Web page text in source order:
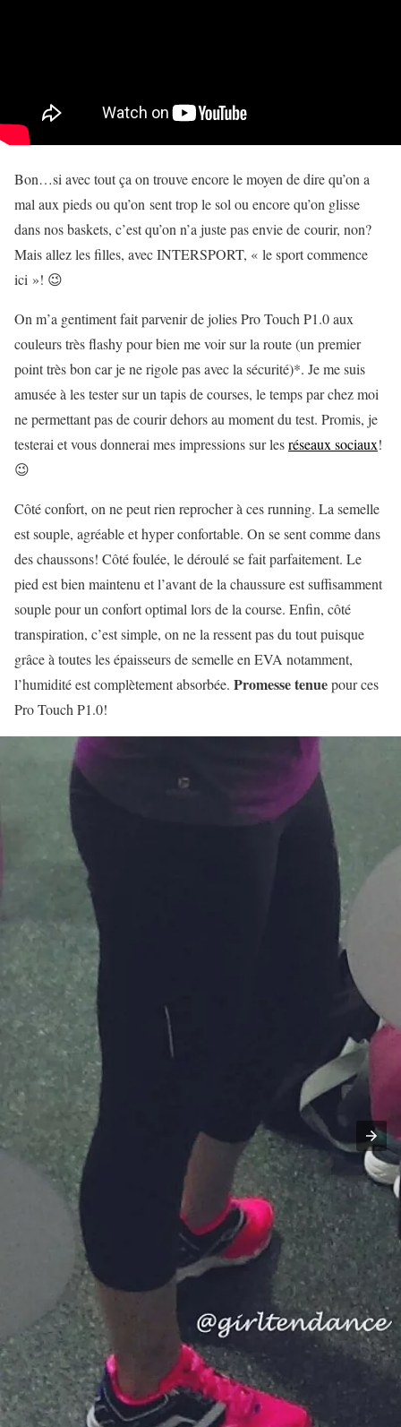
Bon…si avec tout ça on trouve encore le moyen de dire qu’on a
mal aux pieds ou qu’on sent trop le sol ou encore qu’on glisse
dans nos baskets, c’est qu’on n’a juste pas envie de courir, non?
Mais allez les filles, avec INTERSPORT, « le sport commence
ici »! 😉
On m’a gentiment fait parvenir de jolies Pro Touch P1.0 aux
couleurs très flashy pour bien me voir sur la route (un premier
point très bon car je ne rigole pas avec la sécurité)*. Je me suis
amusée à les tester sur un tapis de courses, le temps par chez moi
ne permettant pas de courir dehors au moment du test. Promis, je
testerai et vous donnerai mes impressions sur lesréseaux sociaux!
😉
Côté confort, on ne peut rien reprocher à ces running. La semelle
est souple, agréable et hyper confortable. On se sent comme dans
des chaussons! Côté foulée, le déroulé se fait parfaitement. Le
pied est bien maintenu et l’avant de la chaussure est suffisamment
souple pour un confort optimal lors de la course. Enfin, côté
transpiration, c’est simple, on ne la ressent pas du tout puisque
grâce à toutes les épaisseurs de semelle en EVA notamment,
l’humidité est complètement absorbée. Promesse tenuepour ces
Pro Touch P1.0!